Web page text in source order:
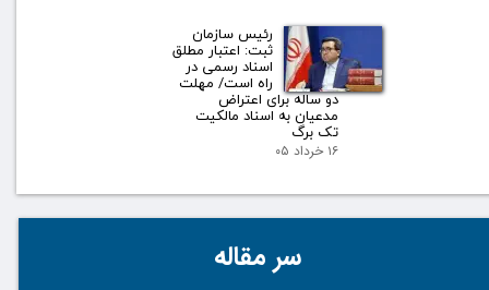
رئیس سازمان
ثبت: اعتبار مطلق
اسناد رسمی در
راه است/ مهلت
دو ساله برای اعتراض
مدعیان به اسناد مالکیت
تک برگ
۱۶ خرداد ۰۵
سر مقاله